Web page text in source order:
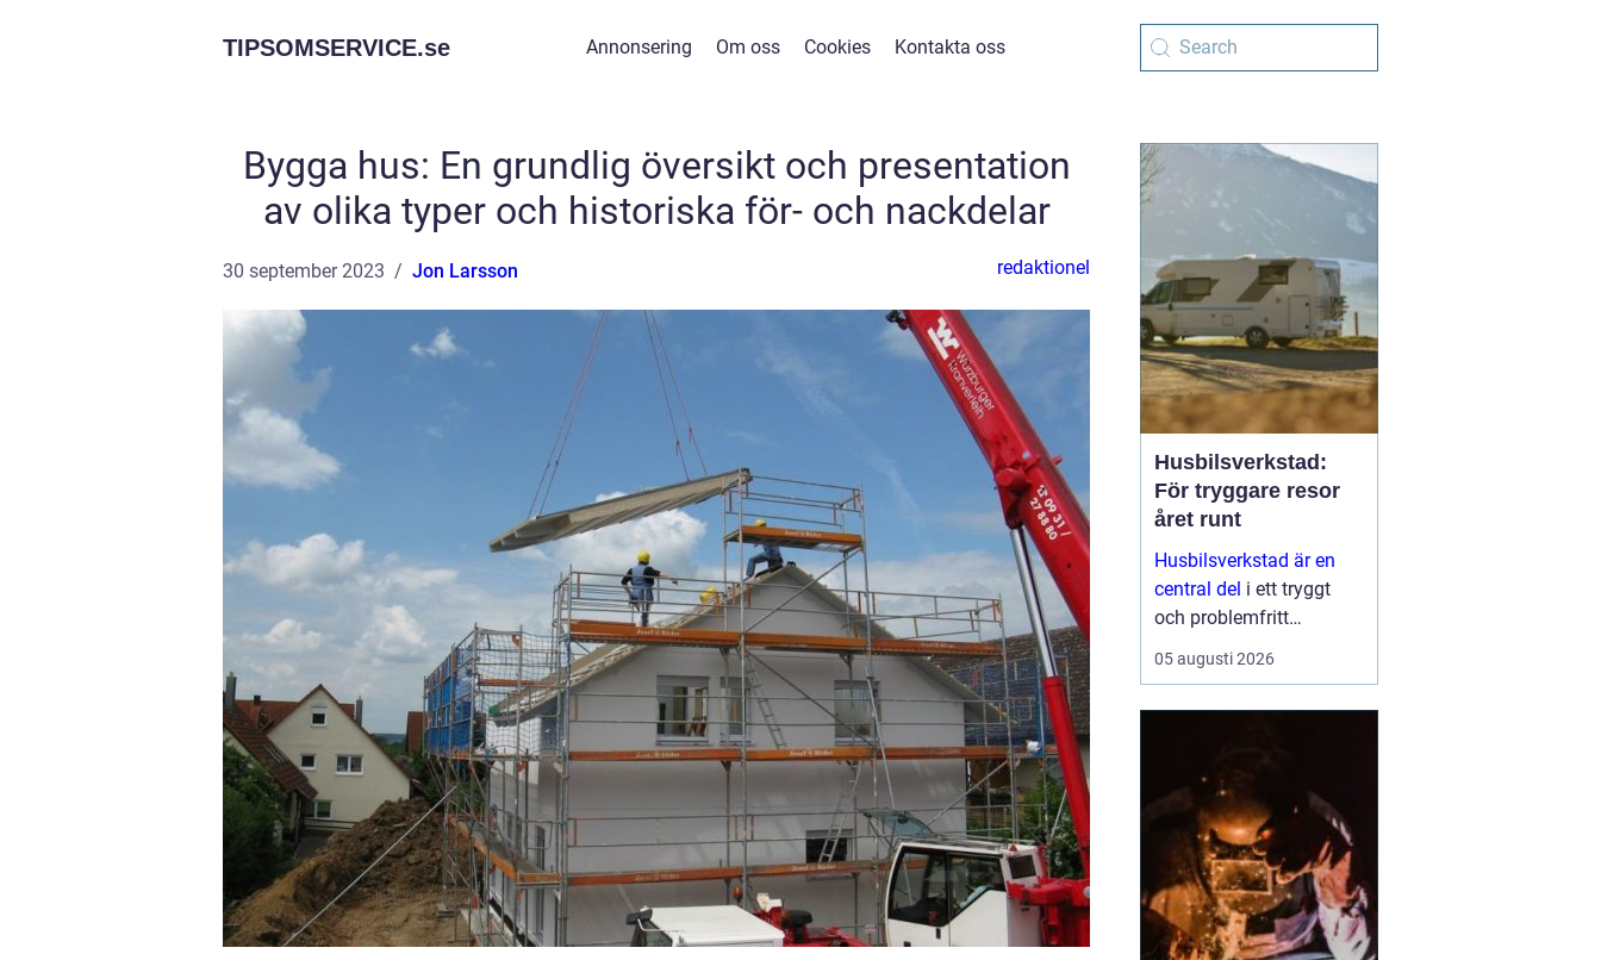
TIPSOMSERVICE.se Annonsering Om oss Cookies Kontakta oss
Bygga hus: En grundlig översikt och presentation
av olika typer och historiska för- och nackdelar
30 september 2023 Jon Larsson redaktionel
Husbilsverkstad:
För tryggare resor
året runt
Husbilsverkstad är en
central del i ett tryggt
och problemfritt
husbilsliv. När en husbil
används som både
05 augusti 2026